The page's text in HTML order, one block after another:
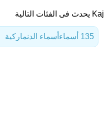
Kaj يحدث فى الفئات التالية
أسماء الدنماركية 135 أسماء